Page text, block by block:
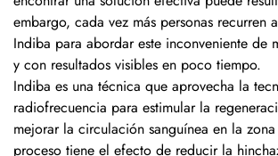
embargo, cada vez más personas recurren
Indiba para abordar este inconveniente de
y con resultados visibles en poco tiempo.
Indiba es una técnica que aprovecha la
radiofrecuencia para estimular la
mejorar la circulación sanguínea en la
proceso tiene el efecto de reducir la